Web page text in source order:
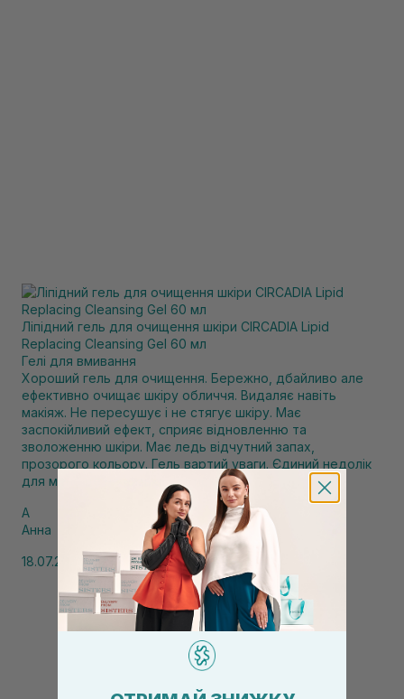
Ліпідний гель для очищення шкіри CIRCADIA Lipid
Replacing Cleansing Gel 60 мл
Гелі для вмивання
Хороший гель для очищення. Бережно, дбайливо але
ефективно очищає шкіру обличчя. Видаляє навіть
макіяж. Не пересушує і не стягує шкіру. Має
заспокійливий ефект, сприяє відновленню та
зволоженню шкіри. Має ледь відчутний запах,
прозорого кольору. Гель вартий уваги. Єдиний недолік
для мене це не низька вартість.
А
Анна
18.07.2026, 22:43